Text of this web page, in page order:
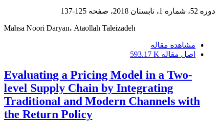
دوره 52، شماره 1، تابستان 2018، صفحه 125-137
Mahsa Noori Daryan، Ataollah Taleizadeh
مشاهده مقاله
اصل مقاله 593.17 K
Evaluating a Pricing Model in a Two-
level Supply Chain by Integrating
Traditional and Modern Channels with
the Return Policy